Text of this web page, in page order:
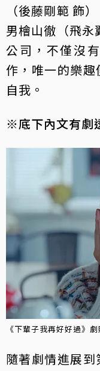
（後藤剛範 飾
男檜山徹（飛永
公司，不僅沒
作，唯一的樂
自我。
※底下內文有劇
《下輩子我再好好過》
隨著劇情進展